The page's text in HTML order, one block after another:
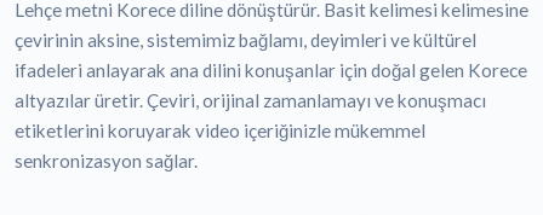
Lehçe metni Korece diline dönüştürür. Basit kelimesi kelimesine
çevirinin aksine, sistemimiz bağlamı, deyimleri ve kültürel
ifadeleri anlayarak ana dilini konuşanlar için doğal gelen Korece
altyazılar üretir. Çeviri, orijinal zamanlamayı ve konuşmacı
etiketlerini koruyarak video içeriğinizle mükemmel
senkronizasyon sağlar.